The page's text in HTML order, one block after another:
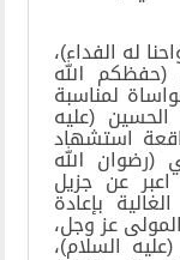
له الفداء)،
(حفظكم الله
لمناسبة
(عليه
استشهاد
(رضوان الله
اعبر عن جزيل
بإعادة
عز وجل،
السلام)،